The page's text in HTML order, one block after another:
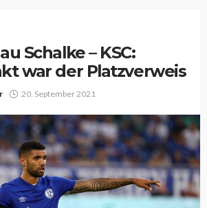
Schalke – KSC:
war der Platzverweis
20. September 2021